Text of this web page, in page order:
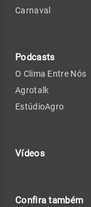
Carnaval
Podcasts
O Clima Entre Nós
Agrotalk
EstúdioAgro
Vídeos
Confira também